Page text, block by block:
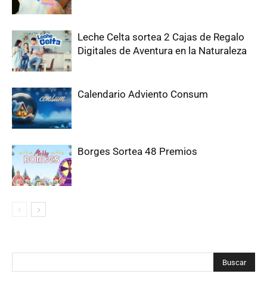
Leche Celta sortea 2 Cajas de Regalo
Digitales de Aventura en la Naturaleza
Calendario Adviento Consum
Borges Sortea 48 Premios